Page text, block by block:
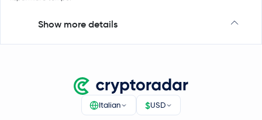
Show more details
Italian $USD